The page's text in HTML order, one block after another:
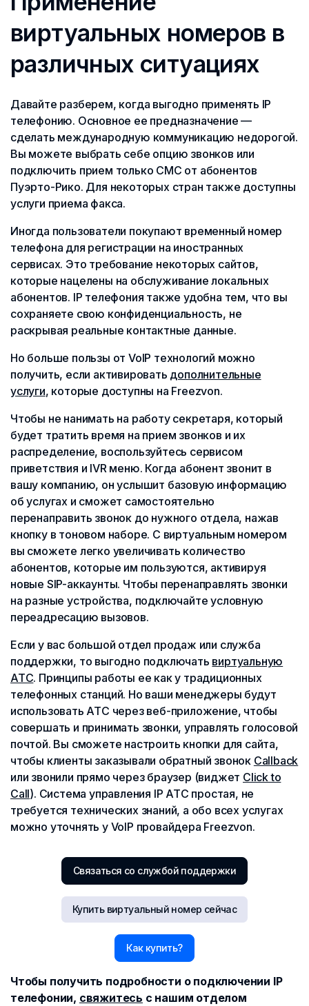
виртуальных номеров в
различных ситуациях
Давайте разберем, когда выгодно применять IP
телефонию. Основное ее предназначение —
сделать международную коммуникацию недорогой.
Вы можете выбрать себе опцию звонков или
подключить прием только СМС от абонентов
Пуэрто-Рико. Для некоторых стран также доступны
услуги приема факса.
Иногда пользователи покупают временный номер
телефона для регистрации на иностранных
сервисах. Это требование некоторых сайтов,
которые нацелены на обслуживание локальных
абонентов. IP телефония также удобна тем, что вы
сохраняете свою конфиденциальность, не
раскрывая реальные контактные данные.
Но больше пользы от VoIP технологий можно
получить, если активировать дополнительные
услуги, которые доступны на Freezvon.
Чтобы не нанимать на работу секретаря, который
будет тратить время на прием звонков и их
распределение, воспользуйтесь сервисом
приветствия и IVR меню. Когда абонент звонит в
вашу компанию, он услышит базовую информацию
об услугах и сможет самостоятельно
перенаправить звонок до нужного отдела, нажав
кнопку в тоновом наборе. С виртуальным номером
вы сможете легко увеличивать количество
абонентов, которые им пользуются, активируя
новые SIP-аккаунты. Чтобы перенаправлять звонки
на разные устройства, подключайте условную
переадресацию вызовов.
Если у вас большой отдел продаж или служба
поддержки, то выгодно подключать виртуальную
АТС. Принципы работы ее как у традиционных
телефонных станций. Но ваши менеджеры будут
использовать АТС через веб-приложение, чтобы
совершать и принимать звонки, управлять голосовой
почтой. Вы сможете настроить кнопки для сайта,
чтобы клиенты заказывали обратный звонок Callback
или звонили прямо через браузер (виджет Click to
Call). Система управления IP АТС простая, не
требуется технических знаний, а обо всех услугах
можно уточнять у VoIP провайдера Freezvon.
Связаться со службой поддержки
Купить виртуальный номер сейчас
Как купить?
Чтобы получить подробности о подключении IP
телефонии, свяжитесь с нашим отделом